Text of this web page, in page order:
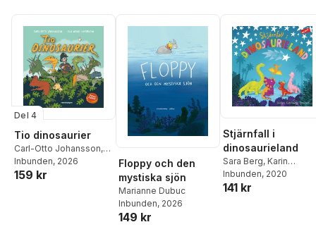
Del 4
Tio dinosaurier
Carl-Otto Johansson,
Pappa Kapsyl
Inbunden, 2026
159 kr
Floppy och den
mystiska sjön
Marianne Dubuc
Inbunden, 2026
149 kr
Stjärnfall i
dinosaurieland
Sara Berg, Karin
Frimodig, Sanna Borell
Inbunden, 2020
141 kr